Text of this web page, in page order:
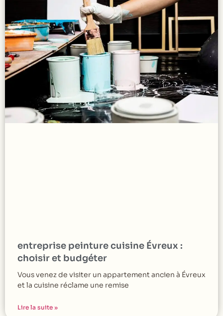
entreprise peinture cuisine Évreux :
choisir et budgéter
Vous venez de visiter un appartement ancien à Évreux
et la cuisine réclame une remise
Lire la suite »